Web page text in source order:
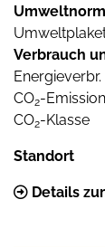
Verbrauch
CO2-
CO2-Klasse
Standort
Details